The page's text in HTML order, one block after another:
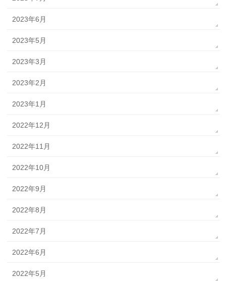
2023年6月
2023年5月
2023年3月
2023年2月
2023年1月
2022年12月
2022年11月
2022年10月
2022年9月
2022年8月
2022年7月
2022年6月
2022年5月